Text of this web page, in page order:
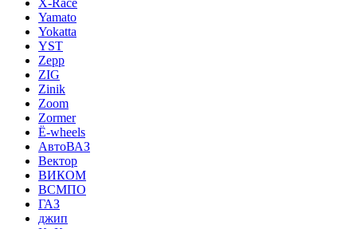
Yamato
Yokatta
YST
Zepp
ZIG
Zinik
Zoom
Zormer
Ё-wheels
АвтоВАЗ
Вектор
ВИКОМ
ВСМПО
ГАЗ
джип